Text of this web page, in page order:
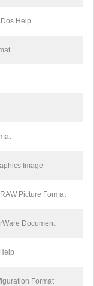
Help
Image
Picture Format
Document
Format